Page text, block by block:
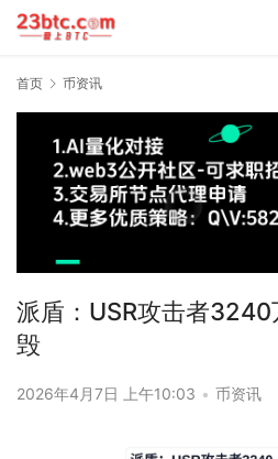
首页 币资讯
派盾：USR攻击者
毁
2026年4月7日 上午10:03 • 币资讯